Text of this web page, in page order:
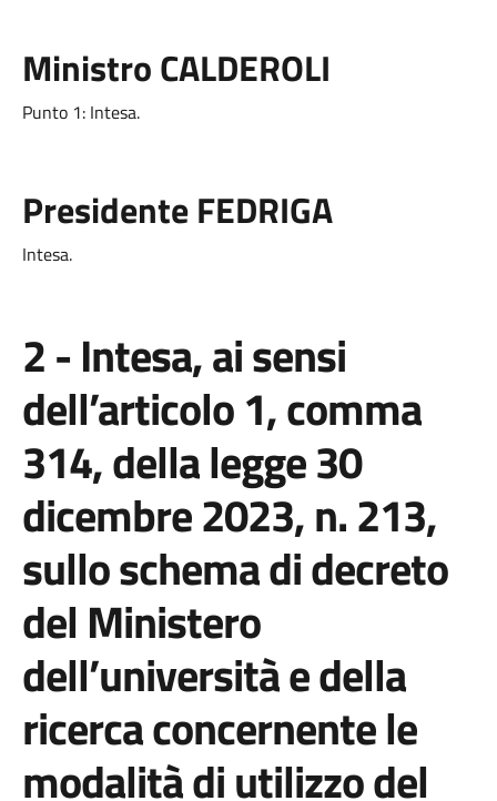
Ministro CALDEROLI
Punto 1: Intesa.
Presidente FEDRIGA
Intesa.
2 - Intesa, ai sensi
dell’articolo 1, comma
314, della legge 30
dicembre 2023, n. 213,
sullo schema di decreto
del Ministero
dell’università e della
ricerca concernente le
modalità di utilizzo del